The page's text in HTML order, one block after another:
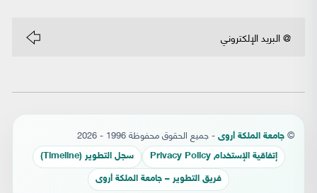
© جامعة الملكة أروى - جميع الحقوق محفوظة 1996 - 2026
إتفاقية الإستخدام Privacy Policy سجل التطوير (Timeline)
فريق التطوير – جامعة الملكة أروى